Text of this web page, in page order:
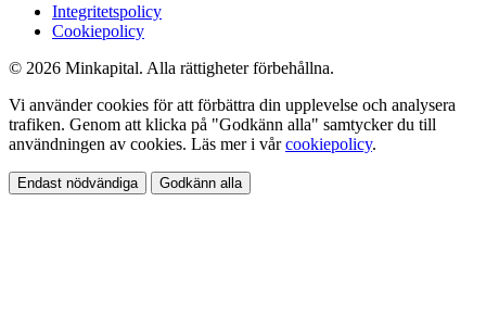
Integritetspolicy
Cookiepolicy
© 2026 Minkapital. Alla rättigheter förbehållna.
Vi använder cookies för att förbättra din upplevelse och analysera
trafiken. Genom att klicka på "Godkänn alla" samtycker du till
användningen av cookies. Läs mer i vårcookiepolicy.
Endast nödvändiga Godkänn alla